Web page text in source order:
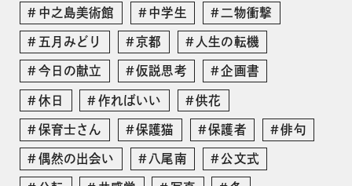
中之島美術館 中学生 二物衝撃
五月みどり 京都 人生の転機
今日の献立 仮説思考 企画書
休日 作ればいい 供花
保育士さん 保護猫 保護者 俳句
偶然の出会い 八尾南 公文式